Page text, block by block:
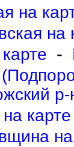
на
на
-
р-
карте
на